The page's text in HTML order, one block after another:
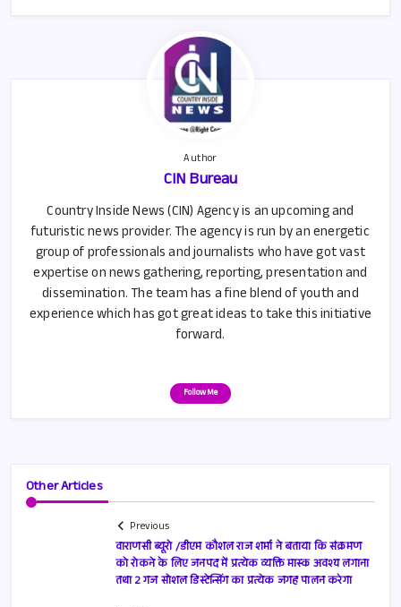
A
p
p
Author
CIN Bureau
Country Inside News (CIN) Agency is an upcoming and
futuristic news provider. The agency is run by an energetic
group of professionals and journalists who have got vast
expertise on news gathering, reporting, presentation and
dissemination. The team has a fine blend of youth and
experience which has got great ideas to take this initiative
forward.
Follow Me
Other Articles
Previous
वाराणसी ब्यूरो /डीएम कौशल राज शर्मा ने बताया कि संक्रमण
को रोकने के लिए जनपद में प्रत्येक व्यक्ति मास्क अवश्य लगाना
तथा 2 गज सोशल डिस्टेन्सिंग का प्रत्येक जगह पालन करेगा